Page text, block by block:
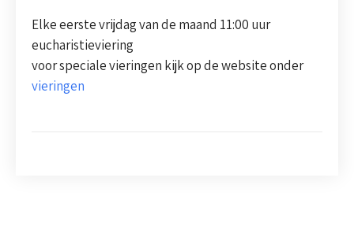
Elke eerste vrijdag van de maand 11:00 uur
eucharistieviering
voor speciale vieringen kijk op de website onder
vieringen